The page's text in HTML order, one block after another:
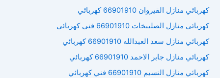
كهربائي منازل القيروان 66901910 كهربائي
كهربائي منازل الصليبخات 66901910 فني كهربائي
كهربائي منازل سعد العبدالله 66901910 كهربائي
كهربائي منازل جابر الاحمد 66901910 كهربائي
كهربائي منازل النسيم 66901910 فني كهربائي